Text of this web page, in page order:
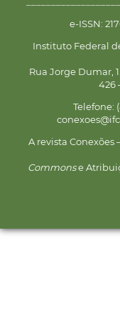
e-ISSN:
Instituto Federal
Rua Jorge Dumar,
426
Telefone:
A revista Conexões
Commonse